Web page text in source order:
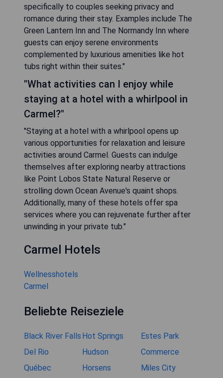
specifically to couples seeking privacy and
romance during their stay. Examples include The
Green Lantern Inn and The Normandy Inn where
guests can enjoy serene environments
complemented by luxurious amenities like hot
tubs right within their suites."
"What activities can I enjoy while
staying at a hotel with a whirlpool in
Carmel?"
"Staying at a hotel with a whirlpool opens up
various opportunities for relaxation and leisure
activities around Carmel. Guests can indulge
themselves after exploring nearby attractions
like Point Lobos State Natural Reserve or
strolling down Ocean Avenue's quaint shops.
Additionally, many of these hotels offer spa
services where you can rejuvenate further after
unwinding in your private tub."
Carmel Hotels
Wellnesshotels
Carmel
Beliebte Reiseziele
Black River Falls Hot Springs
Estes Park
Del Rio
Hudson
Commerce
Québec
Horsens Miles City